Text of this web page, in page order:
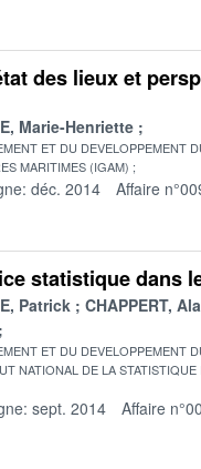
des lieux et
Marie-Henriette
ET DU DEVELOPPEMENT
MARITIMES (IGAM)
déc. 2014 Affaire
statistique dans
Patrick
CHAPPERT,
ET DU DEVELOPPEMENT
NATIONAL DE LA
sept. 2014 Affaire